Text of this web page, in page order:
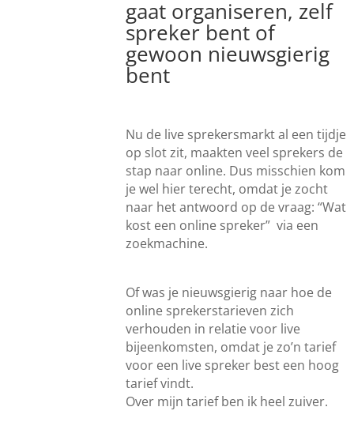
gaat organiseren, zelf
spreker bent of
gewoon nieuwsgierig
bent
Nu de live sprekersmarkt al een tijdje
op slot zit, maakten veel sprekers de
stap naar online. Dus misschien kom
je wel hier terecht, omdat je zocht
naar het antwoord op de vraag: “Wat
kost een online spreker” via een
zoekmachine.
Of was je nieuwsgierig naar hoe de
online sprekerstarieven zich
verhouden in relatie voor live
bijeenkomsten, omdat je zo’n tarief
voor een live spreker best een hoog
tarief vindt.
Over mijn tarief ben ik heel zuiver.